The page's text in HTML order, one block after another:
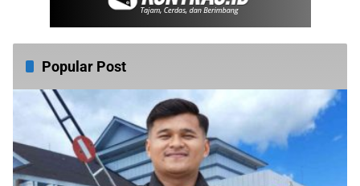
Popular Post